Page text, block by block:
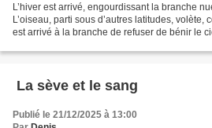
L’hiver est arrivé, engourdissant la branche
L’oiseau, parti sous d’autres latitudes, volète,
est arrivé à la branche de refuser de bénir le
La sève et le sang
Publié le 21/12/2025 à 13:00